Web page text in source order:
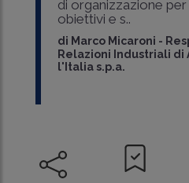
di organizzazione per
obiettivi e s..
di Marco Micaroni -
Relazioni Industriali di
l'Italia s.p.a.